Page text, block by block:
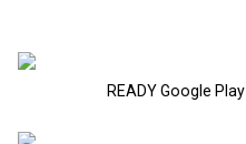
READY Google Play